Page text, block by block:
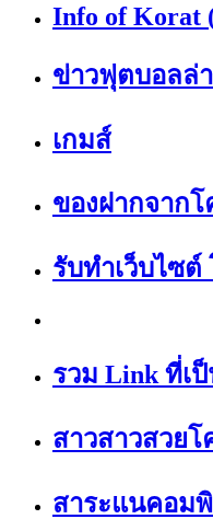
Info of Korat
ข่าวฟุตบอลล่
เกมส์
ของฝากจากโ
รับทำเว็บไซต์
รวม Link ที่เ
สาวสาวสวยโ
สาระแนคอมพิ